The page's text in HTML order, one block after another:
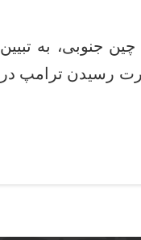
جنوبی، به تبیین
رسیدن ترامپ در